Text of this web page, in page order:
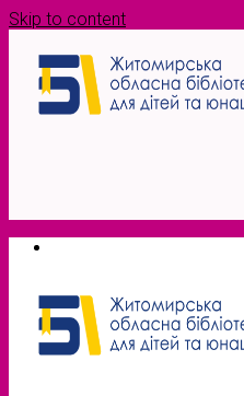
Skip to content